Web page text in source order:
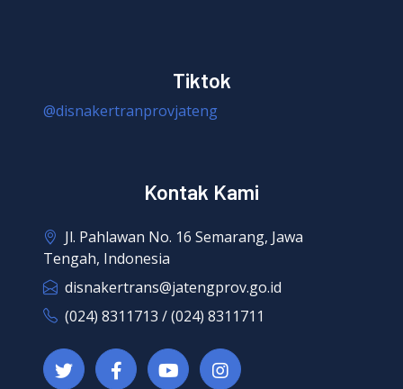
Tiktok
@disnakertranprovjateng
Kontak Kami
Jl. Pahlawan No. 16 Semarang, Jawa
Tengah, Indonesia
disnakertrans@jatengprov.go.id
(024) 8311713 / (024) 8311711